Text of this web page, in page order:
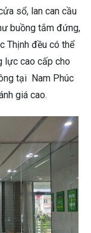
sổ, lan can cầu
buồng tắm đứng,
Thịnh đều có thể
lực cao cấp cho
tại Nam Phúc
giá cao.